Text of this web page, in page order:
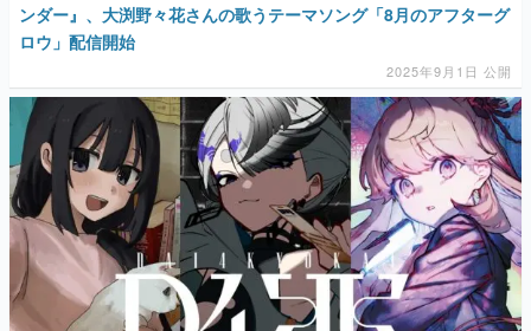
ンダー』、大渕野々花さんの歌うテーマソング「8月のアフターグ
ロウ」配信開始
2025年9月1日 公開